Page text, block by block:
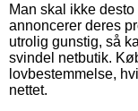
Man skal ikke
annoncerer deres
utrolig gunstig, så
svindel netbutik.
lovbestemmelse,
nettet.